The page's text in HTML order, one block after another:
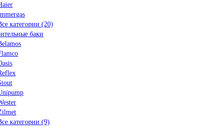
категории (20)
баки
категории (9)